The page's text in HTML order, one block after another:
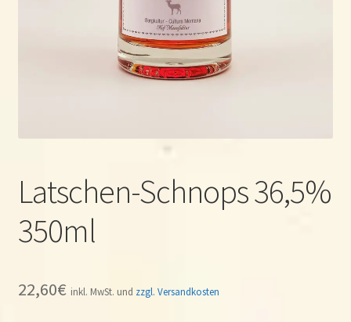
Latschen-Schnops 36,5%
350ml
22,60€ inkl. MwSt. und zzgl. Versandkosten